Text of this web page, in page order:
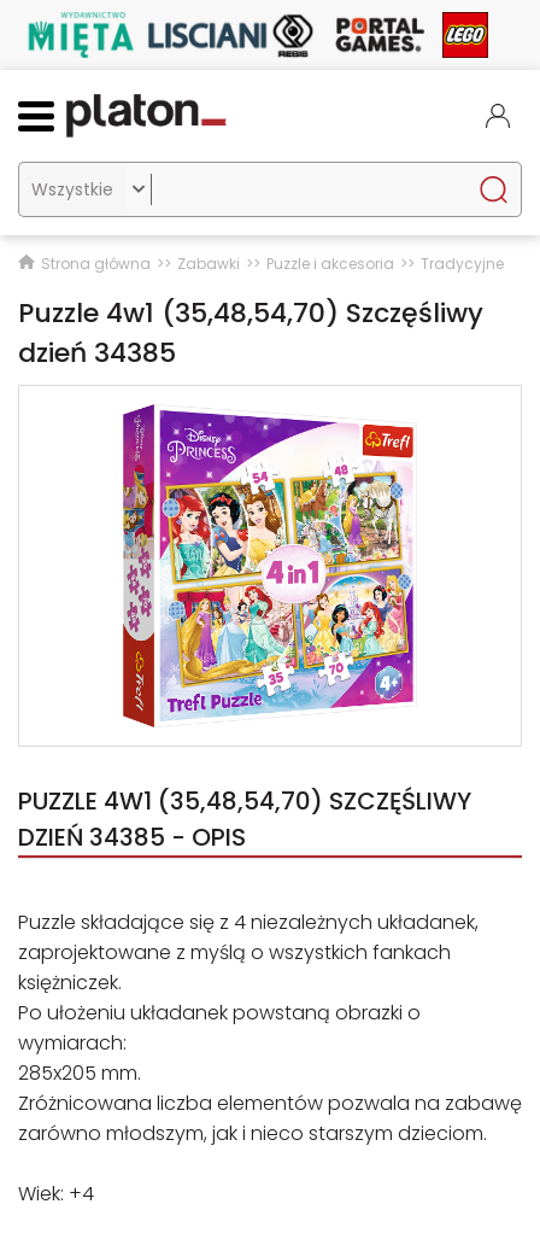

Strona główna Zabawki Puzzle i akcesoria Tradycyjne
Puzzle 4w1 (35,48,54,70) Szczęśliwy
dzień 34385
PUZZLE 4W1 (35,48,54,70) SZCZĘŚLIWY
DZIEŃ 34385 - OPIS
Puzzle składające się z 4 niezależnych układanek,
zaprojektowane z myślą o wszystkich fankach
księżniczek.
Po ułożeniu układanek powstaną obrazki o
wymiarach:
285x205 mm.
Zróżnicowana liczba elementów pozwala na zabawę
zarówno młodszym, jak i nieco starszym dzieciom.
Wiek: +4